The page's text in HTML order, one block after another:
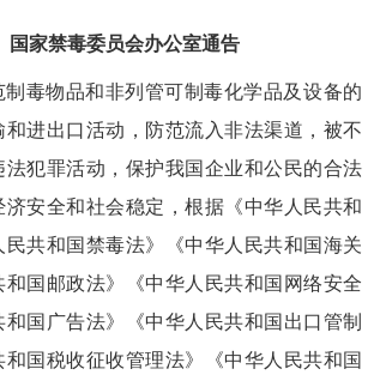
国家禁毒委员会办公室通告
制毒物品和非列管可制毒化学品及设备的
进出口活动，防范流入非法渠道，被不
法犯罪活动，保护我国企业和公民的合法
安全和社会稳定，根据《中华人民共和
民共和国禁毒法》《中华人民共和国海关
国邮政法》《中华人民共和国网络安全
国广告法》《中华人民共和国出口管制
国税收征收管理法》《中华人民共和国